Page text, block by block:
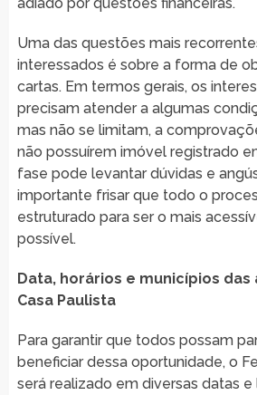
Uma das questões mais
interessados é sobre a forma de
cartas. Em termos gerais, os
precisam atender a algumas
mas não se limitam, a
não possuírem imóvel registrado
fase pode levantar dúvidas e
importante frisar que todo o
estruturado para ser o mais
possível.
Data, horários e municípios das
Casa Paulista
Para garantir que todos possam
beneficiar dessa oportunidade, o
será realizado em diversas datas e